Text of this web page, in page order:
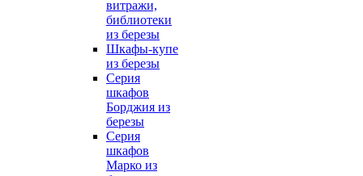
витражи,
библиотеки
из березы
Шкафы-купе
из березы
Серия
шкафов
Борджия из
березы
Серия
шкафов
Марко из